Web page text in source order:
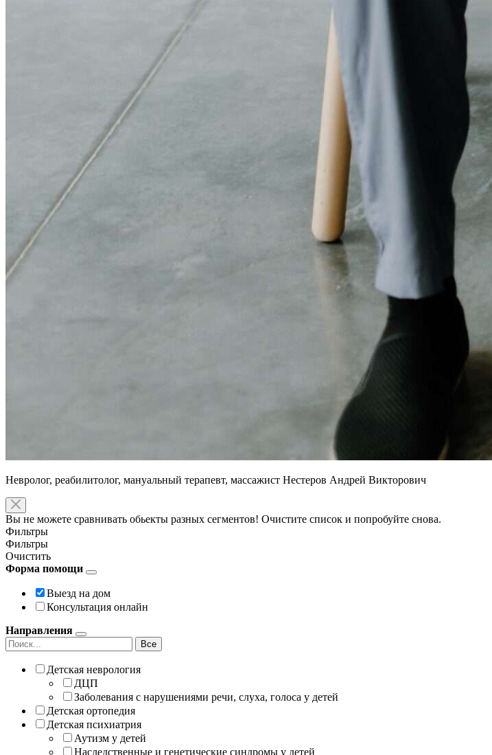
Невролог, реабилитолог, мануальный терапевт, массажист Нестеров Андрей Викторович
Вы не можете сравнивать обьекты разных сегментов! Очистите список и попробуйте снова.
Фильтры
Фильтры
Очистить
Форма помощи
Выезд на дом
Консультация онлайн
Направления
Все
Детская неврология
ДЦП
Заболевания с нарушениями речи, слуха, голоса у детей
Детская ортопедия
Детская психиатрия
Аутизм у детей
Наследственные и генетические синдромы у детей